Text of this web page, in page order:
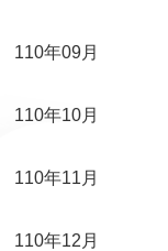
110年09月
110年10月
110年11月
110年12月